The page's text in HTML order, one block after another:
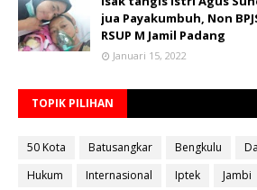
jua Payakumbuh, Non
RSUP M Jamil Padang
Januari 15, 2022
TOPIK PILIHAN
50 Kota Batusangkar Bengkulu
Hukum
Internasional Iptek Jambi